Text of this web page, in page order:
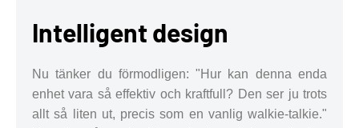
Intelligent design
Nu tänker du förmodligen: "Hur kan denna enda
enhet vara så effektiv och kraftfull? Den ser ju trots
allt så liten ut, precis som en vanlig walkie-talkie."